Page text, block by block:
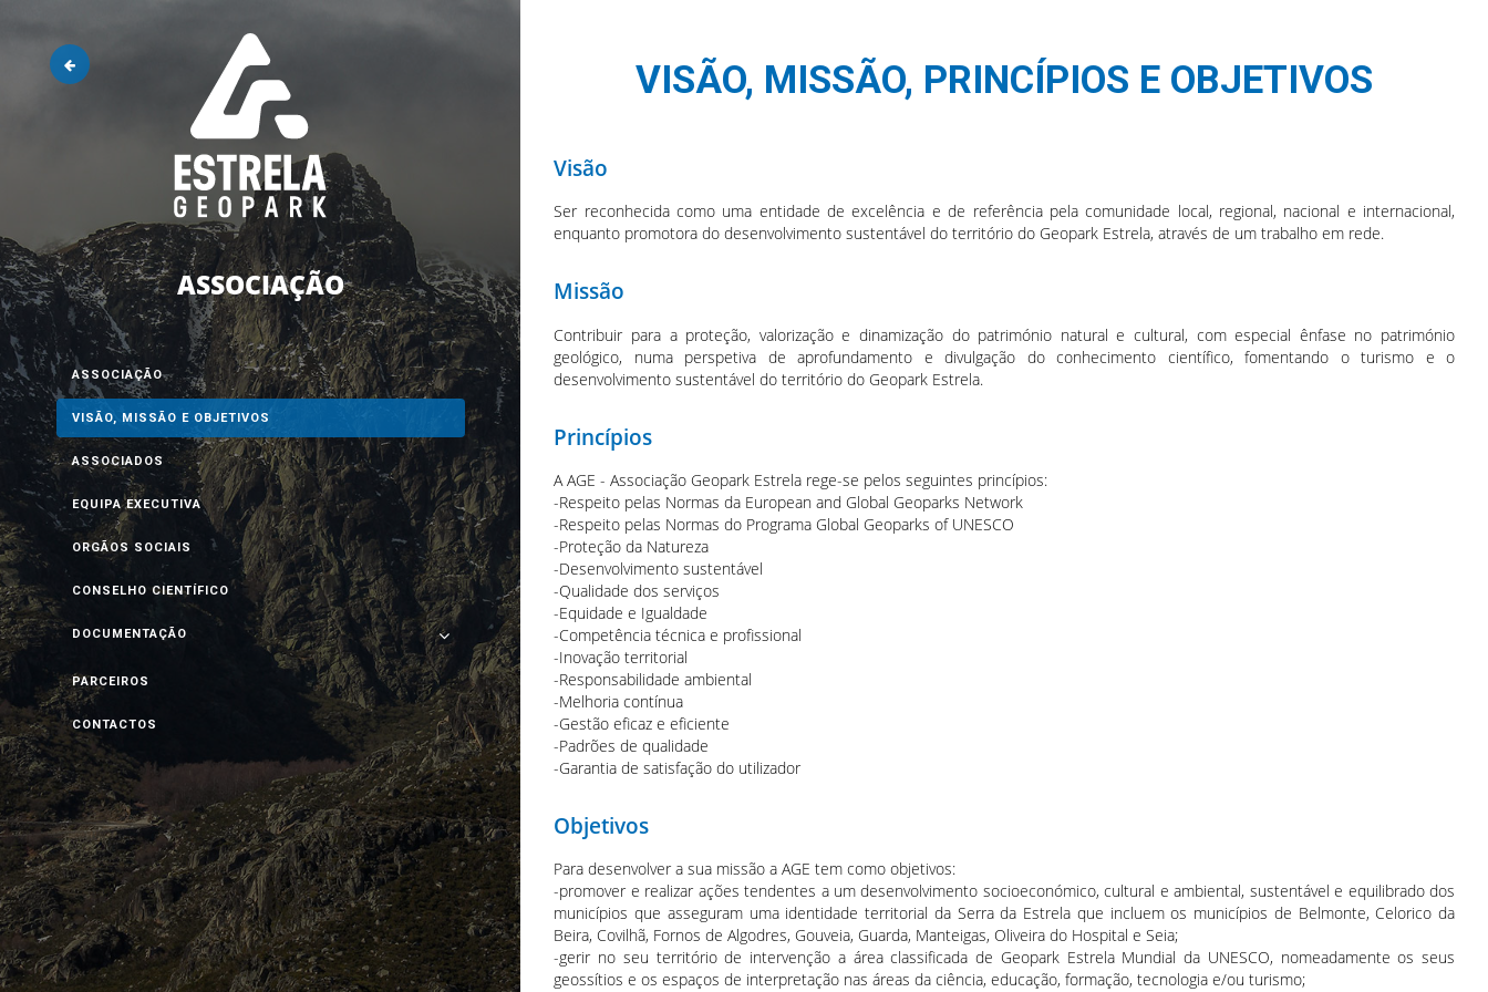
ASSOCIAÇÃO
ASSOCIAÇÃO
VISÃO, MISSÃO E OBJETIVOS
ASSOCIADOS
EQUIPA EXECUTIVA
ORGÃOS SOCIAIS
CONSELHO CIENTÍFICO
DOCUMENTAÇÃO
PARCEIROS
CONTACTOS
VISÃO, MISSÃO, PRINCÍPIOS E OBJETIVOS
Visão
Ser reconhecida como uma entidade de excelência e de referência pela comunidade local, regional, nacional e internacional,
enquanto promotora do desenvolvimento sustentável do território do Geopark Estrela, através de um trabalho em rede.
Missão
Contribuir para a proteção, valorização e dinamização do património natural e cultural, com especial ênfase no património
geológico, numa perspetiva de aprofundamento e divulgação do conhecimento científico, fomentando o turismo e o
desenvolvimento sustentável do território do Geopark Estrela.
Princípios
A AGE - Associação Geopark Estrela rege-se pelos seguintes princípios:
-Respeito pelas Normas da European and Global Geoparks Network
-Respeito pelas Normas do Programa Global Geoparks of UNESCO
-Proteção da Natureza
-Desenvolvimento sustentável
-Qualidade dos serviços
-Equidade e Igualdade
-Competência técnica e profissional
-Inovação territorial
-Responsabilidade ambiental
-Melhoria contínua
-Gestão eficaz e eficiente
-Padrões de qualidade
-Garantia de satisfação do utilizador
Objetivos
Para desenvolver a sua missão a AGE tem como objetivos:
-promover e realizar ações tendentes a um desenvolvimento socioeconómico, cultural e ambiental, sustentável e equilibrado dos
municípios que asseguram uma identidade territorial da Serra da Estrela que incluem os municípios de Belmonte, Celorico da
Beira, Covilhã, Fornos de Algodres, Gouveia, Guarda, Manteigas, Oliveira do Hospital e Seia;
-gerir no seu território de intervenção a área classificada de Geopark Estrela Mundial da UNESCO, nomeadamente os seus
geossítios e os espaços de interpretação nas áreas da ciência, educação, formação, tecnologia e/ou turismo;